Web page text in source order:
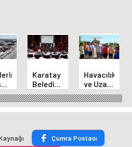
Karatay
Belediye
Başkanı
Kılca
Yeni
Açıkladı
Havacılık
ve Uzay
Yaz
Kursu
Başladı
Çumra Postası